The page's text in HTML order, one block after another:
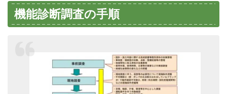
機能診断調査の手順